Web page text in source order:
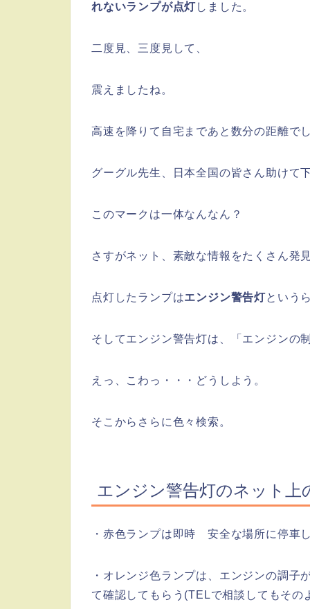
れないランプが点灯しました。
二度見、三度見して、
震えましたね。
高速を降りて自宅まであと数分の距離で
グーグル先生、日本全国の皆さん助けて
このマークは一体なんなん？
さすがネット、素敵な情報をたくさん発
点灯したランプはエンジン警告灯という
そしてエンジン警告灯は、「エンジンの
えっ、こわっ・・・どうしよう。
そこからさらに色々検索。
エンジン警告灯のネット上
・赤色ランプは即時 安全な場所に停車
・オレンジ色ランプは、エンジンの調
て確認してもらう(TELで相談してもその